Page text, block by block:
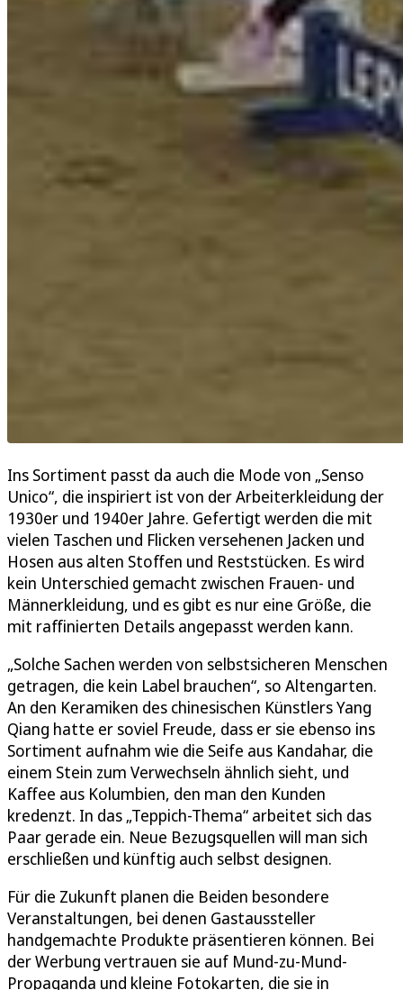
Ins Sortiment passt da auch die Mode von „Senso
Unico“, die inspiriert ist von der Arbeiterkleidung der
1930er und 1940er Jahre. Gefertigt werden die mit
vielen Taschen und Flicken versehenen Jacken und
Hosen aus alten Stoffen und Reststücken. Es wird
kein Unterschied gemacht zwischen Frauen- und
Männerkleidung, und es gibt es nur eine Größe, die
mit raffinierten Details angepasst werden kann.
„Solche Sachen werden von selbstsicheren Menschen
getragen, die kein Label brauchen“, so Altengarten.
An den Keramiken des chinesischen Künstlers Yang
Qiang hatte er soviel Freude, dass er sie ebenso ins
Sortiment aufnahm wie die Seife aus Kandahar, die
einem Stein zum Verwechseln ähnlich sieht, und
Kaffee aus Kolumbien, den man den Kunden
kredenzt. In das „Teppich-Thema“ arbeitet sich das
Paar gerade ein. Neue Bezugsquellen will man sich
erschließen und künftig auch selbst designen.
Für die Zukunft planen die Beiden besondere
Veranstaltungen, bei denen Gastaussteller
handgemachte Produkte präsentieren können. Bei
der Werbung vertrauen sie auf Mund-zu-Mund-
Propaganda und kleine Fotokarten, die sie in